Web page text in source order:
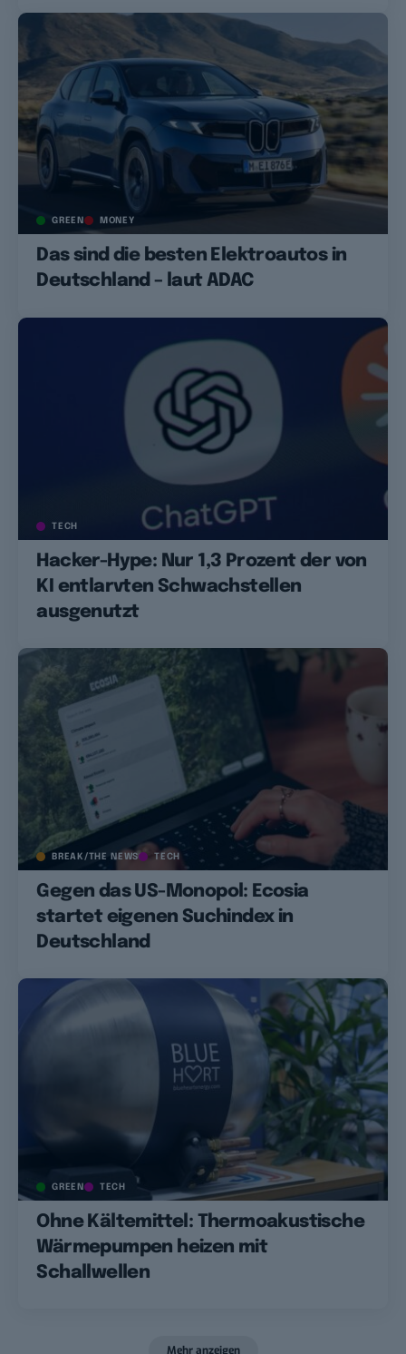
GREEN MONEY
Das sind die besten Elektroautos in
Deutschland – laut ADAC
TECH
Hacker-Hype: Nur 1,3 Prozent der von
KI entlarvten Schwachstellen
ausgenutzt
BREAK/THE NEWS TECH
Gegen das US-Monopol: Ecosia
startet eigenen Suchindex in
Deutschland
GREEN TECH
Ohne Kältemittel: Thermoakustische
Wärmepumpen heizen mit
Schallwellen
Mehr anzeigen